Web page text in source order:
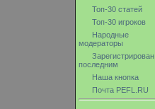
Топ-30 статей
Топ-30 игроков
Народные
модераторы
Зарегистрирован
последним
Наша кнопка
Почта PEFL.RU